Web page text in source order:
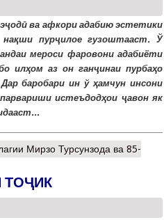
ва афкори адабию эстетики
пурҷилое гузоштааст. Ў
мероси фаровони адабиёти
илҳом аз он ганҷинаи пурбаҳо
баробари ин ў ҳамчун инсони
истеъдодҳои ҷавон як
Мирзо Турсунзода ва 85-